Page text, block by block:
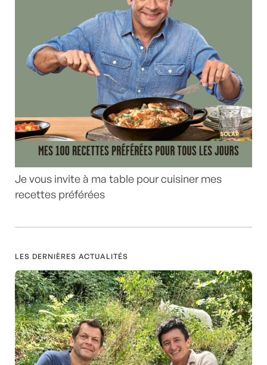
Je vous invite à ma table pour cuisiner mes
recettes préférées
LES DERNIÈRES ACTUALITÉS